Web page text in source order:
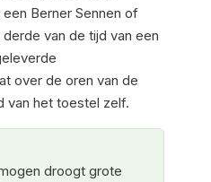
Berner Sennen of
van de tijd van een
over de oren van de
van het toestel zelf.
droogt grote